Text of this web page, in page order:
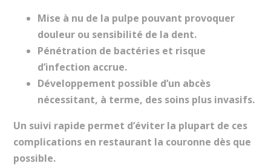
Mise à nu de la pulpe pouvant provoquer
douleur ou sensibilité de la dent.
Pénétration de bactéries et risque
d’infection accrue.
Développement possible d’un abcès
nécessitant, à terme, des soins plus invasifs.
Un suivi rapide permet d’éviter la plupart de ces
complications en restaurant la couronne dès que
possible.